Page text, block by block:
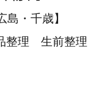
・千歳】
整理 生前整理